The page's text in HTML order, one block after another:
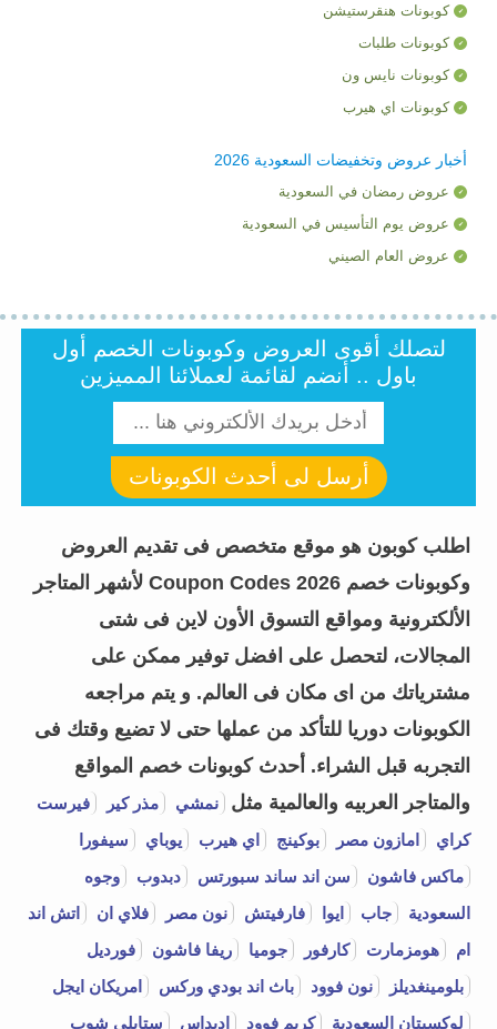
كوبونات هنقرستيشن
كوبونات طلبات
كوبونات نايس ون
كوبونات اي هيرب
أخبار عروض وتخفيضات السعودية 2026
عروض رمضان في السعودية
عروض يوم التأسيس في السعودية
عروض العام الصيني
لتصلك أقوى العروض وكوبونات الخصم أول
باول .. أنضم لقائمة لعملائنا المميزين
أرسل لى أحدث الكوبونات
اطلب كوبون هو موقع متخصص فى تقديم العروض
وكوبونات خصم Coupon Codes 2026 لأشهر المتاجر
الألكترونية ومواقع التسوق الأون لاين فى شتى
المجالات، لتحصل على افضل توفير ممكن على
مشترياتك من اى مكان فى العالم. و يتم مراجعه
الكوبونات دوريا للتأكد من عملها حتى لا تضيع وقتك فى
التجربه قبل الشراء. أحدث كوبونات خصم المواقع
والمتاجر العربيه والعالمية مثل
نمشي مذر كير
فيرست
كراي
امازون مصر بوكينج اي هيرب يوباي
سيفورا
ماكس فاشون
سن اند ساند سبورتس دبدوب
وجوه
السعودية
جاب ايوا فارفيتش نون مصر فلاي ان
اتش اند
ام
هومزمارت كارفور جوميا ريفا فاشون
فورديل
بلومينغديلز
نون فوود باث اند بودي وركس
امريكان ايجل
لوكسيتان السعودية
كريم فوود اديداس ستايلي شوب